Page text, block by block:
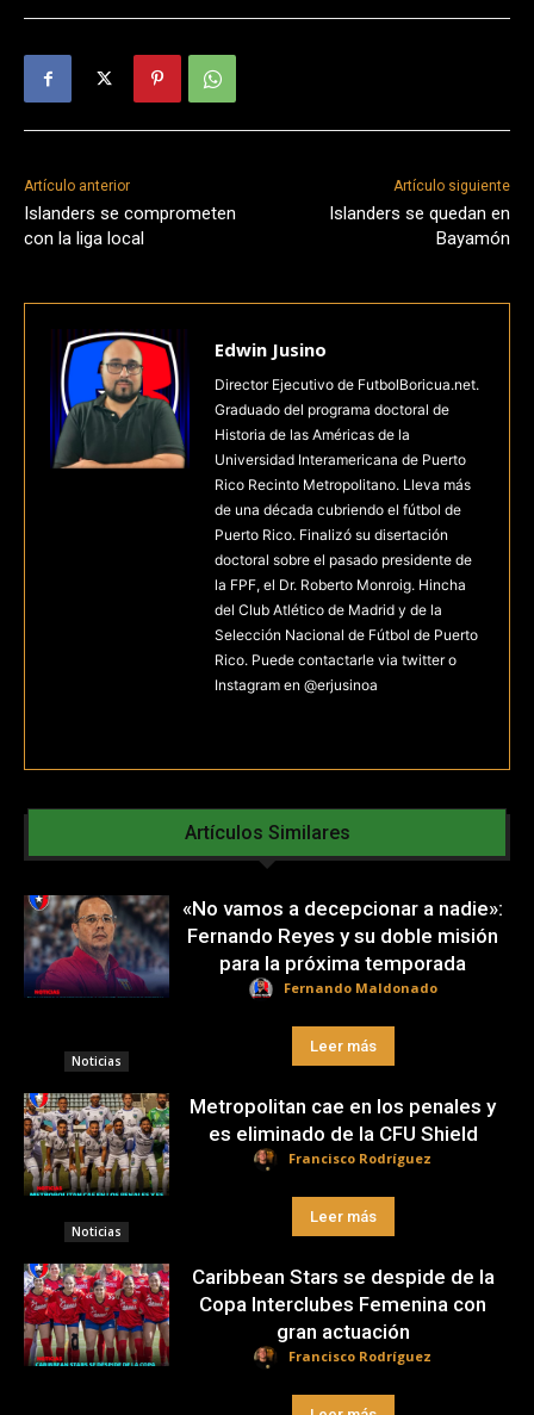
Artículo anterior
Islanders se comprometen
con la liga local
Artículo siguiente
Islanders se quedan en
Bayamón
Edwin Jusino
Director Ejecutivo de FutbolBoricua.net.
Graduado del programa doctoral de
Historia de las Américas de la
Universidad Interamericana de Puerto
Rico Recinto Metropolitano. Lleva más
de una década cubriendo el fútbol de
Puerto Rico. Finalizó su disertación
doctoral sobre el pasado presidente de
la FPF, el Dr. Roberto Monroig. Hincha
del Club Atlético de Madrid y de la
Selección Nacional de Fútbol de Puerto
Rico. Puede contactarle via twitter o
Instagram en @erjusinoa
Artículos Similares
Noticias
«No vamos a decepcionar a nadie»:
Fernando Reyes y su doble misión
para la próxima temporada
Fernando Maldonado
Leer más
Noticias
Metropolitan cae en los penales y
es eliminado de la CFU Shield
Francisco Rodríguez
Leer más
Caribbean Stars se despide de la
Copa Interclubes Femenina con
gran actuación
Francisco Rodríguez